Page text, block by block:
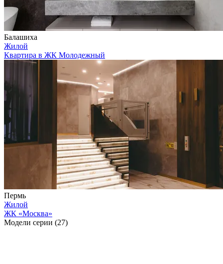
Балашиха
Жилой
Квартира в ЖК Молодежный
Пермь
Жилой
ЖК «Москва»
Модели серии (27)